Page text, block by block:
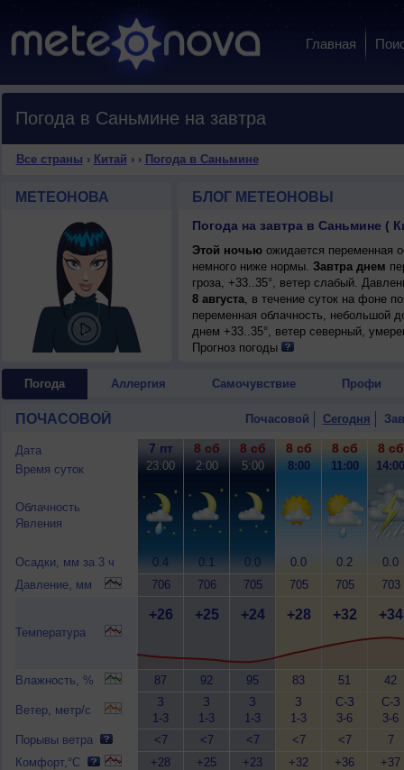
Главная
Погода в Саньмине на завтра
Все страны › Китай › › Погода в Саньмине
МЕТЕОНОВА БЛОГ МЕТЕОНОВЫ
Погода на завтра в Саньмине (
Этой ночьюожидается переменная
немного ниже нормы. Завтра днем
гроза, +33..35°, ветер слабый.
8 августа, в течение суток на фоне
переменная облачность, небольшой
днем +33..35°, ветер северный,
Прогноз погоды
Погода Аллергия Самочувствие Профи
ПОЧАСОВОЙ Почасовой Сегодня
Дата
Время суток
Облачность
Явления
Осадки, мм за 3 ч
Давление, мм
Температура
Влажность, %
Ветер, метр/с
Порывы ветра
Комфорт,°C
7 пт
23:00
0.4
706
+26
87
З
1-3
<7
+28
8 сб
2:00
0.1
706
+25
92
З
1-3
<7
+25
8 сб
5:00
0.0
705
+24
95
З
1-3
<7
+23
8 сб
8:00
0.0
705
+28
83
З
1-3
<7
+32
8 сб
11:00
0.2
705
+32
51
С-З
3-6
<7
+36
8 сб
14:00
0.0
703
+34
42
С-З
3-6
7
+37